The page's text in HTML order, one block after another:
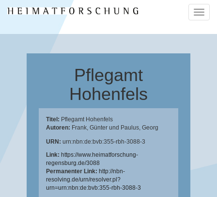
ein-/
Pflegamt
Hohenfels
Titel: Pflegamt Hohenfels
Autoren: Frank, Günter und Paulus, Georg
URN: urn:nbn:de:bvb:355-rbh-3088-3
Link: https://www.heimatforschung-
regensburg.de/3088
Permanenter Link: http://nbn-
resolving.de/urn/resolver.pl?
urn=urn:nbn:de:bvb:355-rbh-3088-3